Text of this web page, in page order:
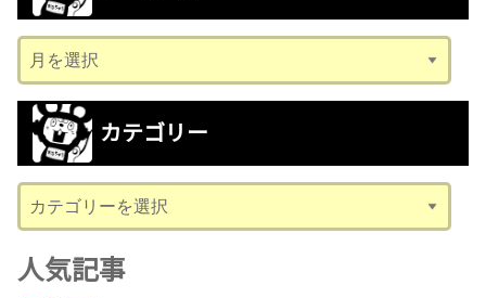
ー
カ
ブ
カテゴリー
テ
ゴ
リ
人気記事